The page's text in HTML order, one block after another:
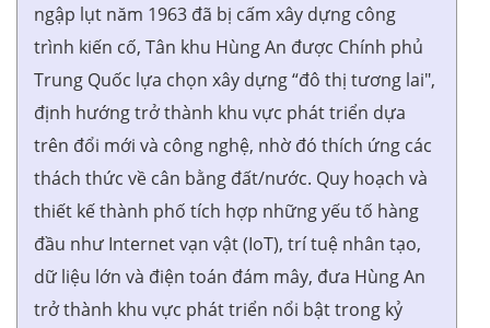
ngập lụt năm 1963 đã bị cấm xây dựng công
trình kiến cố, Tân khu Hùng An được Chính phủ
Trung Quốc lựa chọn xây dựng “đô thị tương lai",
định hướng trở thành khu vực phát triển dựa
trên đổi mới và công nghệ, nhờ đó thích ứng các
thách thức về cân bằng đất/nước. Quy hoạch và
thiết kế thành phố tích hợp những yếu tố hàng
đầu như Internet vạn vật (IoT), trí tuệ nhân tạo,
dữ liệu lớn và điện toán đám mây, đưa Hùng An
trở thành khu vực phát triển nổi bật trong kỷ